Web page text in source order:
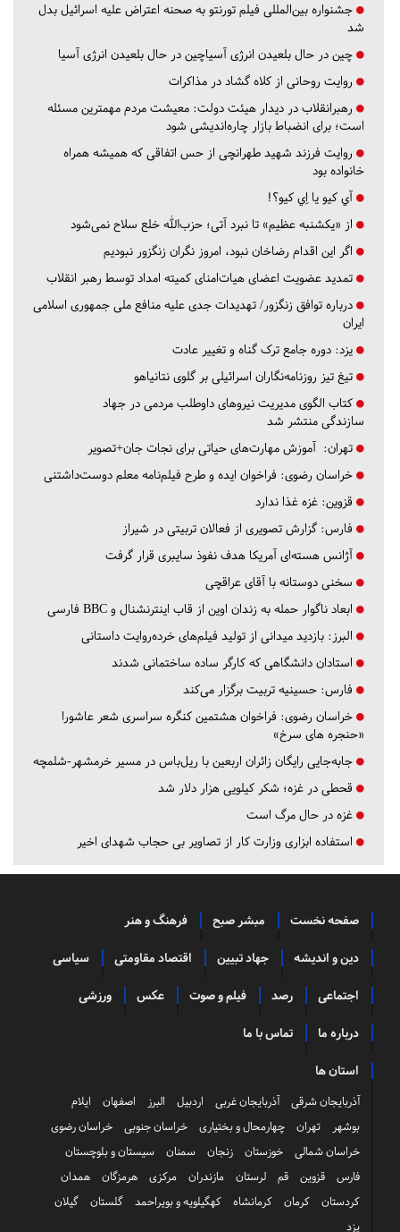
جشنواره بین‌المللی فیلم تورنتو به صحنه اعتراض علیه اسرائیل بدل
شد
چین در حال بلعیدن انرژی آسیاچین در حال بلعیدن انرژی آسیا
روایت روحانی از کلاه گشاد در مذاکرات
رهبرانقلاب در دیدار هیئت دولت: معیشت مردم مهمترین مسئله
است؛ برای انضباط بازار چاره‌اندیشی شود
روایت فرزند شهید طهرانچی از حس اتفاقی که همیشه همراه
خانواده بود
آي كيو يا اِي كيو؟!
از «یکشنبه عظیم» تا نبرد آتی؛ حزب‌الله خلع سلاح نمی‌شود
اگر این اقدام رضاخان نبود، امروز نگران زنگزور نبودیم
تمدید عضویت اعضای هیات‌امنای کمیته امداد توسط رهبر انقلاب
درباره توافق زنگزور/ تهدیدات جدی علیه منافع ملی جمهوری اسلامی
ایران
یزد: دوره جامع ترک گناه و تغییر عادت
تیغ تیز روزنامه‌نگاران اسرائیلی بر گلوی نتانیاهو
کتاب الگوی مدیریت نیروهای داوطلب مردمی در جهاد
سازندگی منتشر شد
تهران: آموزش مهارت‌های حیاتی برای نجات جان+تصویر
خراسان رضوی: فراخوان ایده و طرح فیلم‌نامه معلم دوست‌داشتنی
قزوین: غزه غذا ندارد
فارس: گزارش تصویری از فعالان تربیتی در شیراز
آژانس هسته‌ای آمریکا هدف نفوذ سایبری قرار گرفت
سخنی دوستانه با آقای عراقچی
ابعاد ناگوار حمله به زندان اوین از قاب اینترنشنال و BBC فارسی
البرز: بازدید میدانی از تولید فیلم‌های خرده‌روایت داستانی
استادان دانشگاهی که کارگر ساده ساختمانی شدند
فارس: حسینیه تربیت برگزار می‌کند
خراسان رضوی: فراخوان هشتمین کنگره سراسری شعر عاشورا
«حنجره های سرخ»
جابه‌جایی رایگان زائران اربعین با ریل‌باس در مسیر خرمشهر-شلمچه
قحطی در غزه؛ شکر کیلویی هزار دلار شد
غزه در حال مرگ است
استفاده ابزاری وزارت کار از تصاویر بی حجاب شهدای اخیر
صفحه نخست مبشر صبح فرهنگ و هنر
دین و اندیشه جهاد تبیین اقتصاد مقاومتی سیاسی
اجتماعی رصد فیلم و صوت عکس ورزشی
درباره ما تماس با ما
استان ها
آذربایجان شرقی آذربایجان غربی اردبیل البرز اصفهان
ایلام
بوشهر
تهران چهارمحال و بختیاری خراسان جنوبی
خراسان رضوی
خراسان شمالی
خوزستان زنجان سمنان
سیستان و بلوچستان
فارس
قزوین قم لرستان مازندران مرکزی هرمزگان
همدان
کردستان
کرمان کرمانشاه کهگیلویه و بویراحمد گلستان
گیلان
یزد